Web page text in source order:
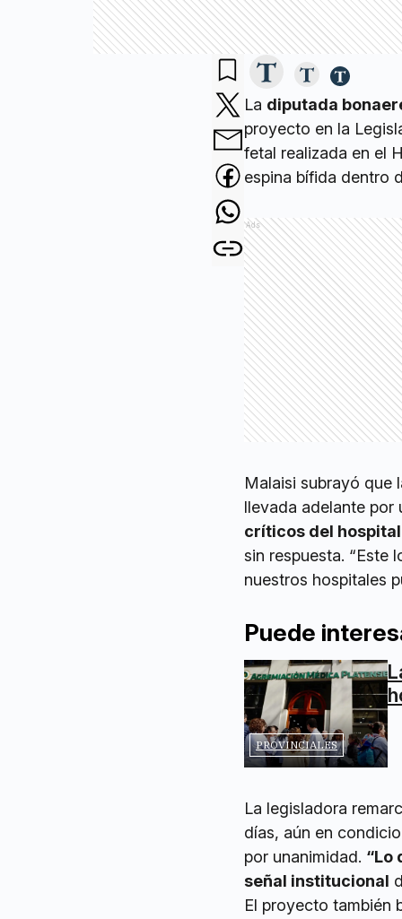
La diputada
proyecto en la
fetal realizada en el
espina bífida dentro
Ads
Malaisi subrayó que
llevada adelante
críticos del
sin respuesta. “Este
nuestros hospitales
Puede
PROVINCIALES
La legisladora
días, aún en
por unanimidad. “Lo
señal institucional
El proyecto también